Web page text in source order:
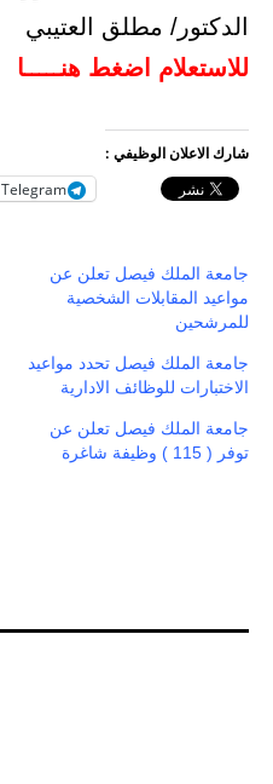
الدكتور/ مطلق العتيبي
للاستعلام اضغط هنـــــا
شارك الاعلان الوظيفي :
Telegram
جامعة الملك فيصل تعلن عن
مواعيد المقابلات الشخصية
للمرشحين
جامعة الملك فيصل تحدد مواعيد
الاختبارات للوظائف الادارية
جامعة الملك فيصل تعلن عن
توفر ( 115 ) وظيفة شاغرة